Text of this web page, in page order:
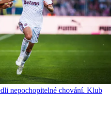
nepochopitelné chování. Klub